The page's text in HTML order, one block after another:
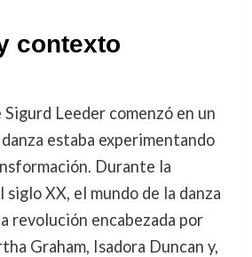
contexto
Leeder comenzó en un
estaba experimentando
Durante la
XX, el mundo de la danza
revolución encabezada por
Graham, Isadora Duncan y,